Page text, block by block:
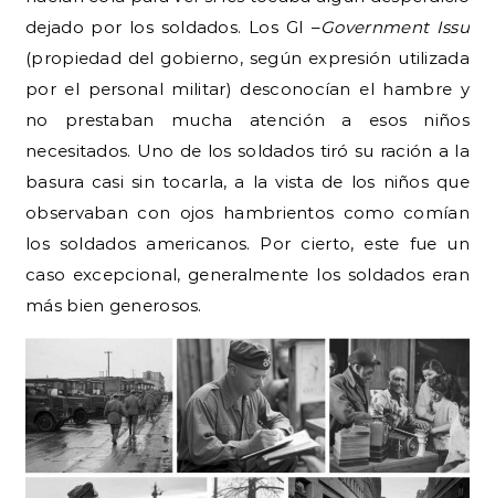
dejado por los soldados. Los GI –Government Issu
(propiedad del gobierno, según expresión utilizada
por el personal militar) desconocían el hambre y
no prestaban mucha atención a esos niños
necesitados. Uno de los soldados tiró su ración a la
basura casi sin tocarla, a la vista de los niños que
observaban con ojos hambrientos como comían
los soldados americanos. Por cierto, este fue un
caso excepcional, generalmente los soldados eran
más bien generosos.